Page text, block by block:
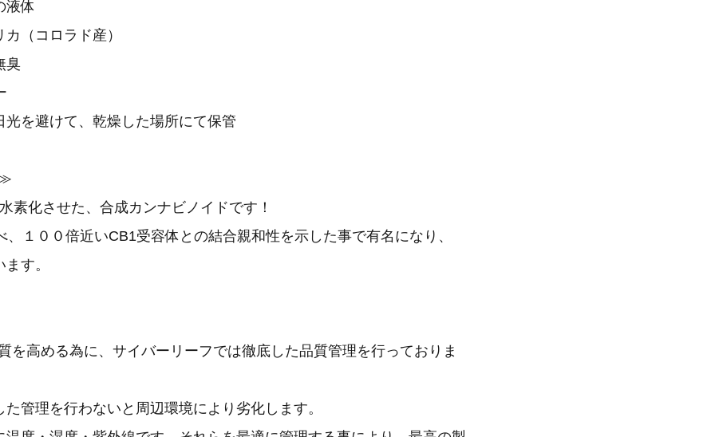
体
（コロラド産）
臭
を避けて、乾燥した場所にて保管
≫
素化させた、合成カンナビノイドです！
、１００倍近いCB1受容体との結合親和性を示した事で有名になり、
す。
を高める為に、サイバーリーフでは徹底した品質管理を行っておりま
た管理を行わないと周辺環境により劣化します。